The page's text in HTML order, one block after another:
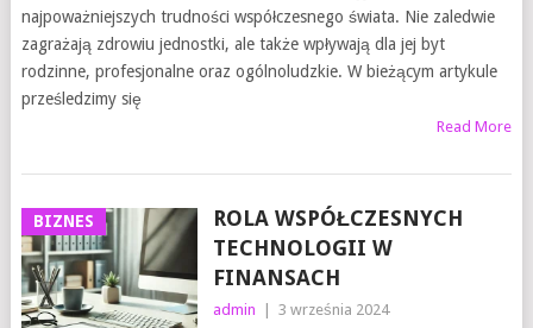
najpoważniejszych trudności współczesnego świata. Nie zaledwie
zagrażają zdrowiu jednostki, ale także wpływają dla jej byt
rodzinne, profesjonalne oraz ogólnoludzkie. W bieżącym artykule
prześledzimy się
Read More
BIZNES
ROLA WSPÓŁCZESNYCH
TECHNOLOGII W
FINANSACH
admin 3 września 2024